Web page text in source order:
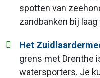
spotten van
zandbanken bij laag
Het
grens met Drenthe
watersporters. Je